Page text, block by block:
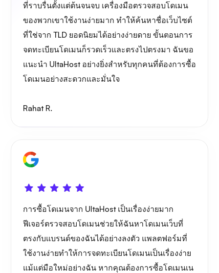
ที่ราบรื่นตั้งแต่ต้นจนจบ เครื่องมือตรวจสอบโดเมน
ของพวกเขาใช้งานง่ายมาก ทำให้ค้นหาชื่อเว็บไซต์
ที่ใช่จาก TLD ยอดนิยมได้อย่างง่ายดาย ขั้นตอนการ
จดทะเบียนโดเมนก็รวดเร็วและตรงไปตรงมา ฉันขอ
แนะนำ UltaHost อย่างยิ่งสำหรับทุกคนที่ต้องการซื้อ
โดเมนอย่างสะดวกและมั่นใจ
Rahat R.
การซื้อโดเมนจาก UltaHost เป็นเรื่องง่ายมาก
ฟีเจอร์ตรวจสอบโดเมนช่วยให้ฉันหาโดเมนเว็บที่
ตรงกับแบรนด์ของฉันได้อย่างลงตัว แพลตฟอร์มที่
ใช้งานง่ายทำให้การจดทะเบียนโดเมนเป็นเรื่องง่าย
แม้แต่มือใหม่อย่างฉัน หากคุณต้องการซื้อโดเมนเน